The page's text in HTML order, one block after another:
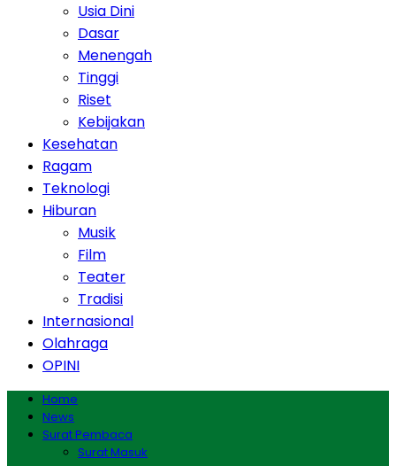
Usia Dini
Dasar
Menengah
Tinggi
Riset
Kebijakan
Kesehatan
Ragam
Teknologi
Hiburan
Musik
Film
Teater
Tradisi
Internasional
Olahraga
OPINI
Home
News
Surat Pembaca
Surat Masuk